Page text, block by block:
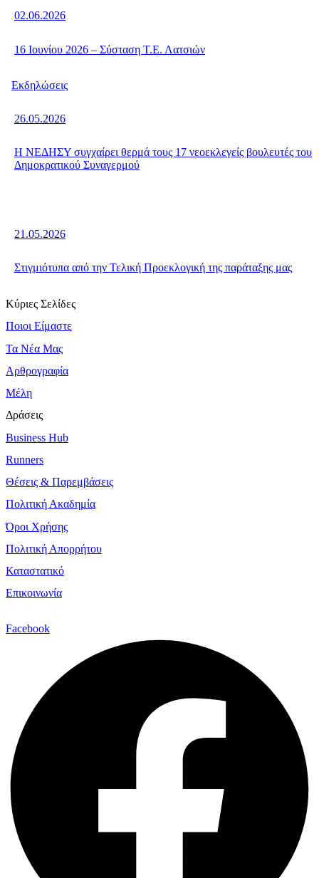
02.06.2026
16 Ιουνίου 2026 – Σύσταση Τ.Ε. Λατσιών
26.05.2026
Η ΝΕΔΗΣΥ συγχαίρει θερμά τους 17 νεοεκλεγείς βουλευτές του
Δημοκρατικού Συναγερμού
Εκδηλώσεις
21.05.2026
Στιγμιότυπα από την Τελική Προεκλογική της παράταξης μας
Κύριες Σελίδες
Ποιοι Είμαστε
Τα Νέα Μας
Αρθρογραφία
Μέλη
Δράσεις
Business Hub
Runners
Θέσεις & Παρεμβάσεις
Πολιτική Ακαδημία
Όροι Χρήσης
Πολιτική Απορρήτου
Καταστατικό
Επικοινωνία
Facebook